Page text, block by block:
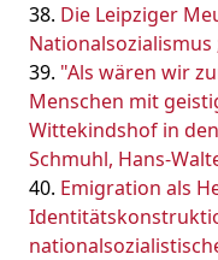
Die Leipziger
"Als wären wir
Menschen mit
Wittekindshof in
Schmuhl, Hans-
Emigration als